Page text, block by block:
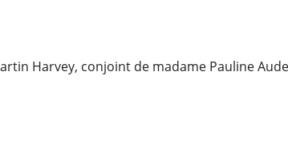
Harvey, conjoint de madame Pauline